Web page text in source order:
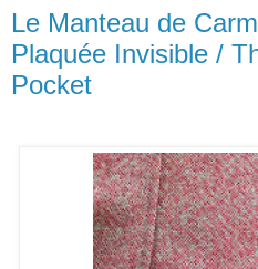
Le Manteau de
Plaquée Invisible /
Pocket